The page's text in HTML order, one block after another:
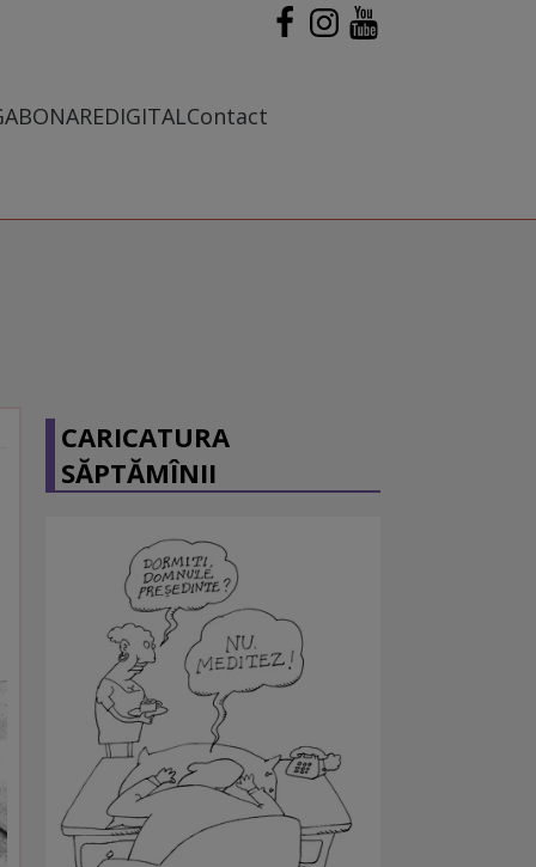
ABONAREDIGITALContact
CARICATURA
SĂPTĂMÎNII